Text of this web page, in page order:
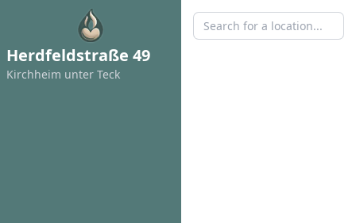
Herdfeldstraße 49
Kirchheim unter Teck